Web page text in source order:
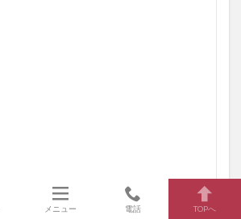
メニュー 電話 TOPへ